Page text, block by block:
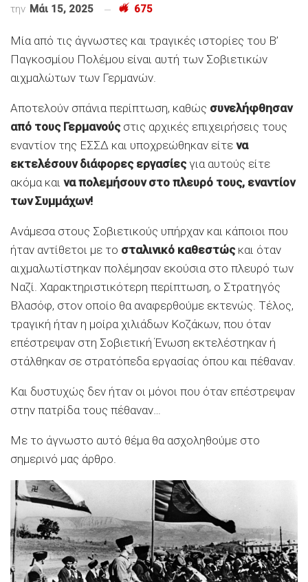
την Μάι 15, 2025 675
Μία από τις άγνωστες και τραγικές ιστορίες του Β’
Παγκοσμίου Πολέμου είναι αυτή των Σοβιετικών
αιχμαλώτων των Γερμανών.
Αποτελούν σπάνια περίπτωση, καθώς συνελήφθησαν
από τους Γερμανούςστις αρχικές επιχειρήσεις τους
εναντίον της ΕΣΣΔ και υποχρεώθηκαν είτε να
εκτελέσουν διάφορες εργασίεςγια αυτούς είτε
ακόμα και να πολεμήσουν στο πλευρό τους, εναντίον
των Συμμάχων!
Ανάμεσα στους Σοβιετικούς υπήρχαν και κάποιοι που
ήταν αντίθετοι με το σταλινικό καθεστώςκαι όταν
αιχμαλωτίστηκαν πολέμησαν εκούσια στο πλευρό των
Ναζί. Χαρακτηριστικότερη περίπτωση, ο Στρατηγός
Βλασόφ, στον οποίο θα αναφερθούμε εκτενώς. Τέλος,
τραγική ήταν η μοίρα χιλιάδων Κοζάκων, που όταν
επέστρεψαν στη Σοβιετική Ένωση εκτελέστηκαν ή
στάλθηκαν σε στρατόπεδα εργασίας όπου και πέθαναν.
Και δυστυχώς δεν ήταν οι μόνοι που όταν επέστρεψαν
στην πατρίδα τους πέθαναν…
Με το άγνωστο αυτό θέμα θα ασχοληθούμε στο
σημερινό μας άρθρο.